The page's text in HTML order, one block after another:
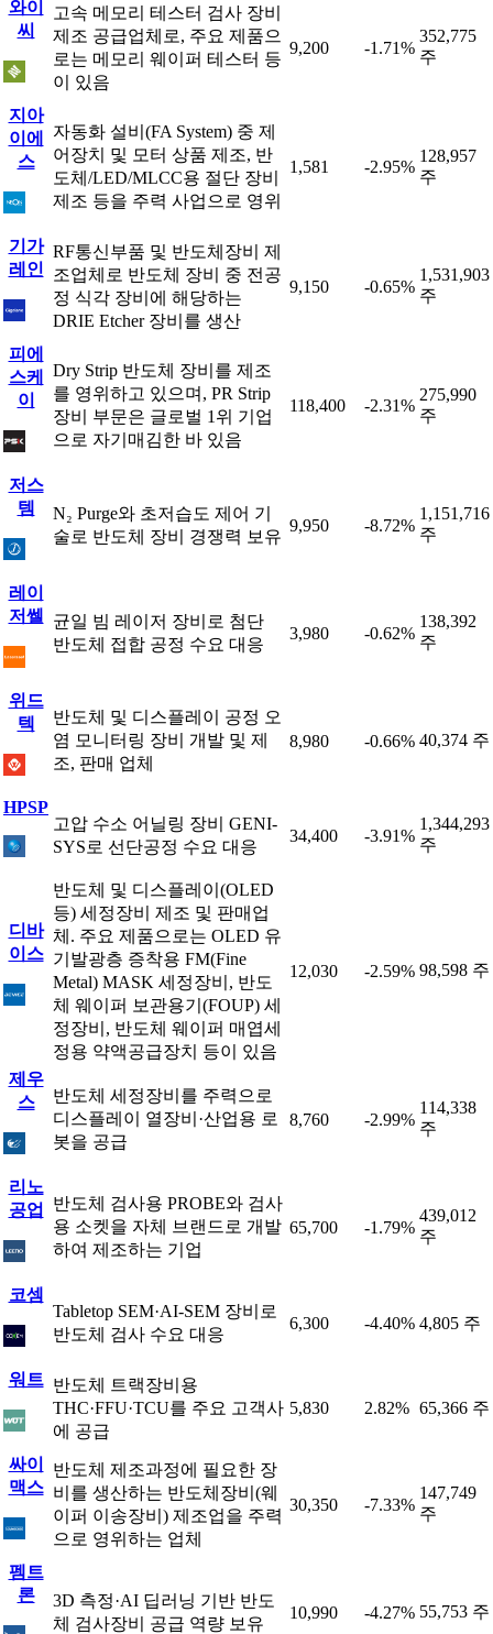
와이
씨
고속 메모리 테스터 검사 장비
제조 공급업체로, 주요 제품으
로는 메모리 웨이퍼 테스터 등
이 있음
9,200 -1.71%
352,775
주
지아
이에
스
자동화 설비(FA System) 중 제
어장치 및 모터 상품 제조, 반
도체/LED/MLCC용 절단 장비
제조 등을 주력 사업으로 영위
1,581 -2.95%
128,957
주
기가
레인
RF통신부품 및 반도체장비 제
조업체로 반도체 장비 중 전공
정 식각 장비에 해당하는
DRIE Etcher 장비를 생산
9,150 -0.65%
1,531,903
주
피에
스케
이
Dry Strip 반도체 장비를 제조
를 영위하고 있으며, PR Strip
장비 부문은 글로벌 1위 기업
으로 자기매김한 바 있음
118,400 -2.31%
275,990
주
저스
템
N₂ Purge와 초저습도 제어 기
술로 반도체 장비 경쟁력 보유
9,950 -8.72%
1,151,716
주
레이
저쎌
균일 빔 레이저 장비로 첨단
반도체 접합 공정 수요 대응
3,980 -0.62%
138,392
주
위드
텍
반도체 및 디스플레이 공정 오
염 모니터링 장비 개발 및 제
조, 판매 업체
8,980 -0.66% 40,374 주
HPSP
고압 수소 어닐링 장비 GENI-
SYS로 선단공정 수요 대응
34,400 -3.91%
1,344,293
주
디바
이스
반도체 및 디스플레이(OLED
등) 세정장비 제조 및 판매업
체. 주요 제품으로는 OLED 유
기발광층 증착용 FM(Fine
Metal) MASK 세정장비, 반도
체 웨이퍼 보관용기(FOUP) 세
정장비, 반도체 웨이퍼 매엽세
정용 약액공급장치 등이 있음
12,030 -2.59% 98,598 주
제우
스
반도체 세정장비를 주력으로
디스플레이 열장비·산업용 로
봇을 공급
8,760 -2.99%
114,338
주
리노
공업
반도체 검사용 PROBE와 검사
용 소켓을 자체 브랜드로 개발
하여 제조하는 기업
65,700 -1.79%
439,012
주
코셈
Tabletop SEM·AI-SEM 장비로
반도체 검사 수요 대응
6,300 -4.40% 4,805 주
워트 반도체 트랙장비용
THC·FFU·TCU를 주요 고객사
에 공급
5,830 2.82% 65,366 주
싸이
맥스
반도체 제조과정에 필요한 장
비를 생산하는 반도체장비(웨
이퍼 이송장비) 제조업을 주력
으로 영위하는 업체
30,350 -7.33%
147,749
주
펨트
론
3D 측정·AI 딥러닝 기반 반도
체 검사장비 공급 역량 보유
10,990 -4.27% 55,753 주